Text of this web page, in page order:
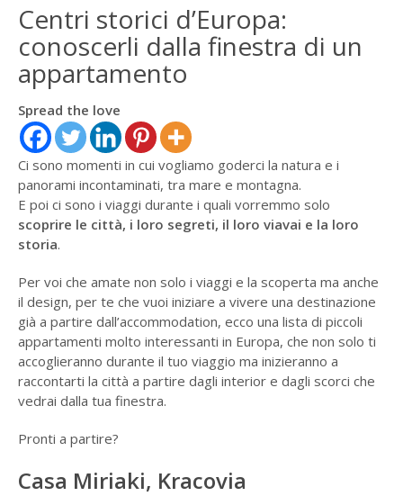
Centri storici d’Europa:
conoscerli dalla finestra di un
appartamento
Spread the love
Ci sono momenti in cui vogliamo goderci la natura e i
panorami incontaminati, tra mare e montagna.
E poi ci sono i viaggi durante i quali vorremmo solo
scoprire le città, i loro segreti, il loro viavai e la loro
storia.
Per voi che amate non solo i viaggi e la scoperta ma anche
il design, per te che vuoi iniziare a vivere una destinazione
già a partire dall’accommodation, ecco una lista di piccoli
appartamenti molto interessanti in Europa, che non solo ti
accoglieranno durante il tuo viaggio ma inizieranno a
raccontarti la città a partire dagli interior e dagli scorci che
vedrai dalla tua finestra.
Pronti a partire?
Casa Miriaki, Kracovia